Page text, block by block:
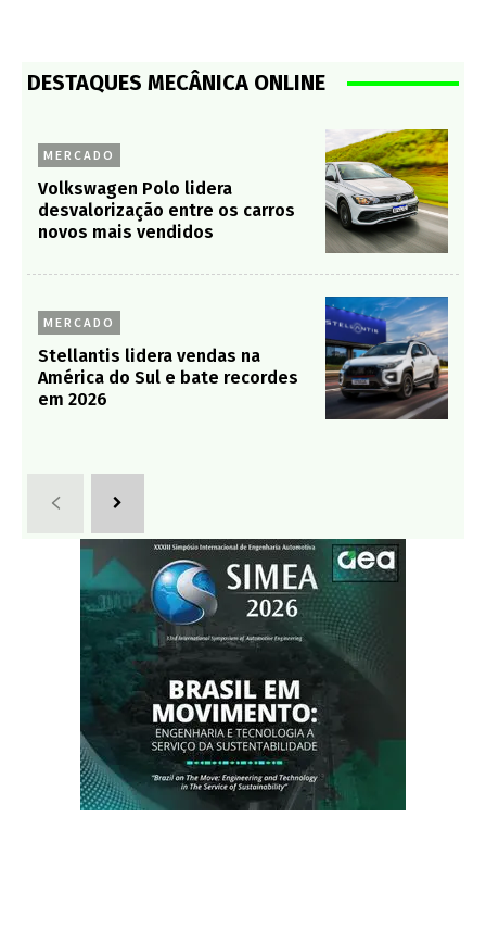
DESTAQUES MECÂNICA ONLINE
MERCADO
Volkswagen Polo lidera
desvalorização entre os carros
novos mais vendidos
MERCADO
Stellantis lidera vendas na
América do Sul e bate recordes
em 2026